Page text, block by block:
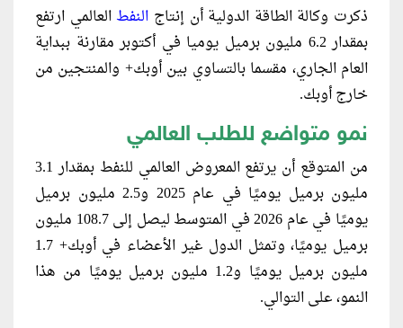
ذكرت وكالة الطاقة الدولية أن إنتاج النفط العالمي ارتفع
بمقدار 6.2 مليون برميل يوميا في أكتوبر مقارنة ببداية
العام الجاري، مقسما بالتساوي بين أوبك+ والمنتجين من
خارج أوبك.
نمو متواضع للطلب العالمي
من المتوقع أن يرتفع المعروض العالمي للنفط بمقدار 3.1
مليون برميل يوميًا في عام 2025 و2.5 مليون برميل
يوميًا في عام 2026 في المتوسط ليصل إلى 108.7 مليون
برميل يوميًا، وتمثل الدول غير الأعضاء في أوبك+ 1.7
مليون برميل يوميًا و1.2 مليون برميل يوميًا من هذا
النمو، على التوالي.